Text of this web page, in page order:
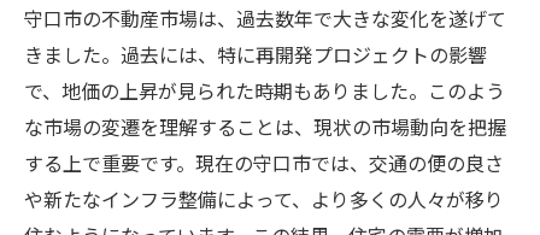
教育施設の充実がもたらすメリット
不動産価値向上につながる最新トレンド
不動産売却で理想の住まいを手に入れるための
戦略
理想の住まいをイメージするためのヒント
売却利益を次の住まいに活かす方法
守口市の不動産市場は、過去数年で大きな変化を遂げて
きました。過去には、特に再開発プロジェクトの影響
で、地価の上昇が見られた時期もありました。このよう
な市場の変遷を理解することは、現状の市場動向を把握
する上で重要です。現在の守口市では、交通の便の良さ
や新たなインフラ整備によって、より多くの人々が移り